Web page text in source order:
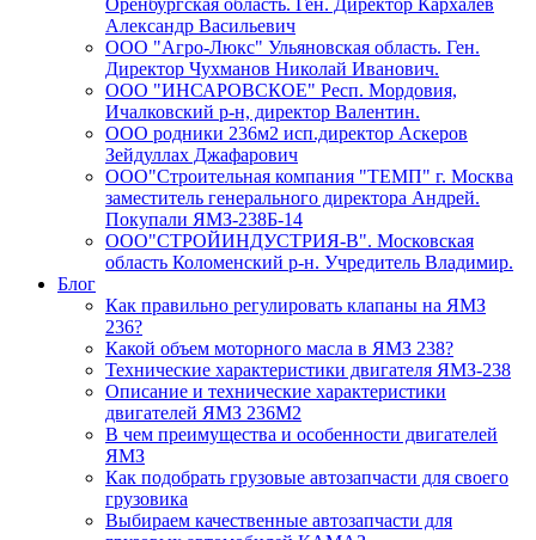
Александр Васильевич
ООО "Агро-Люкс" Ульяновская область. Ген.
Директор Чухманов Николай Иванович.
ООО "ИНСАРОВСКОЕ" Респ. Мордовия,
Ичалковский р-н, директор Валентин.
ООО родники 236м2 исп.директор Аскеров
Зейдуллах Джафарович
ООО"Строительная компания "ТЕМП" г. Москва
заместитель генерального директора Андрей.
Покупали ЯМЗ-238Б-14
ООО"СТРОЙИНДУСТРИЯ-В". Московская
область Коломенский р-н. Учредитель Владимир.
Блог
Как правильно регулировать клапаны на ЯМЗ
236?
Какой объем моторного масла в ЯМЗ 238?
Технические характеристики двигателя ЯМЗ-238
Описание и технические характеристики
двигателей ЯМЗ 236М2
В чем преимущества и особенности двигателей
ЯМЗ
Как подобрать грузовые автозапчасти для своего
грузовика
Выбираем качественные автозапчасти для